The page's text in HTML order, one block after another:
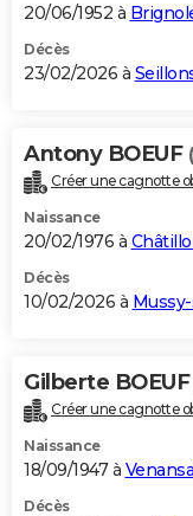
20/06/1952 à
Décès
23/02/2026 à
Antony BOEUF
Créer une cagnotte
Naissance
20/02/1976 à
Décès
10/02/2026 à
Gilberte BOEUF
Créer une cagnotte
Naissance
18/09/1947 à
Décès